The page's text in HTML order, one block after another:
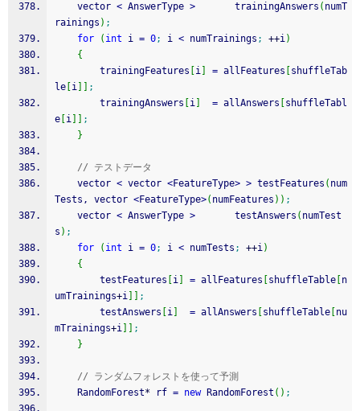
	vector
< AnswerType >
       trainingAnswers
( numT
rainings ) ;
for
( int i = 0; i < numTrainings ; ++i)
{
		trainingFeatures
i = allFeatures
shuffleTab
le i
;
		trainingAnswers
i = allAnswers
shuffleTabl
e i
;
}
// テストデータ
	vector
< vector <FeatureType> > testFeatures ( num
Tests, vector <FeatureType>( numFeatures ) ) ;
	vector
< AnswerType >
       testAnswers
( numTest
s ) ;
for
( int i = 0; i < numTests ; ++i)
{
		testFeatures
i = allFeatures shuffleTable n
umTrainings+i
;
		testAnswers
i = allAnswers shuffleTable nu
mTrainings+i
;
}
// ランダムフォレストを使って予測
	RandomForest
* rf = new RandomForest ( ) ;